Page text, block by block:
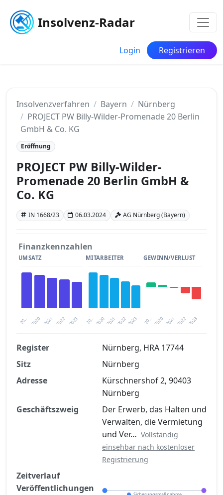
Insolvenz-Radar
Login Registrieren
Insolvenzverfahren Bayern
Nürnberg
PROJECT PW Billy-Wilder-Promenade 20 Berlin
GmbH & Co. KG
Eröffnung
PROJECT PW Billy-Wilder-
Promenade 20 Berlin GmbH &
Co. KG
IN 1668/23 06.03.2024 AG Nürnberg (Bayern)
Finanzkennzahlen
UMSATZ
20… 2021 2023
2020 2022
MITARBEITER
20… 2021 2023
2020 2022
GEWINN/VERLUST
20… 2021 2023
2020 2022
Finanzkennzahlen nach kostenloser
Registrierung verfügbar
Jetzt kostenlos registrieren
Register
Nürnberg, HRA 17744
Sitz
Nürnberg
Adresse
Kürschnershof 2, 90403
Nürnberg
Geschäftszweig
Der Erwerb, das Halten und
Verwalten, die Vermietung
und Ver… Vollständig
einsehbar nach kostenloser
Registrierung
Zeitverlauf
Veröffentlichungen